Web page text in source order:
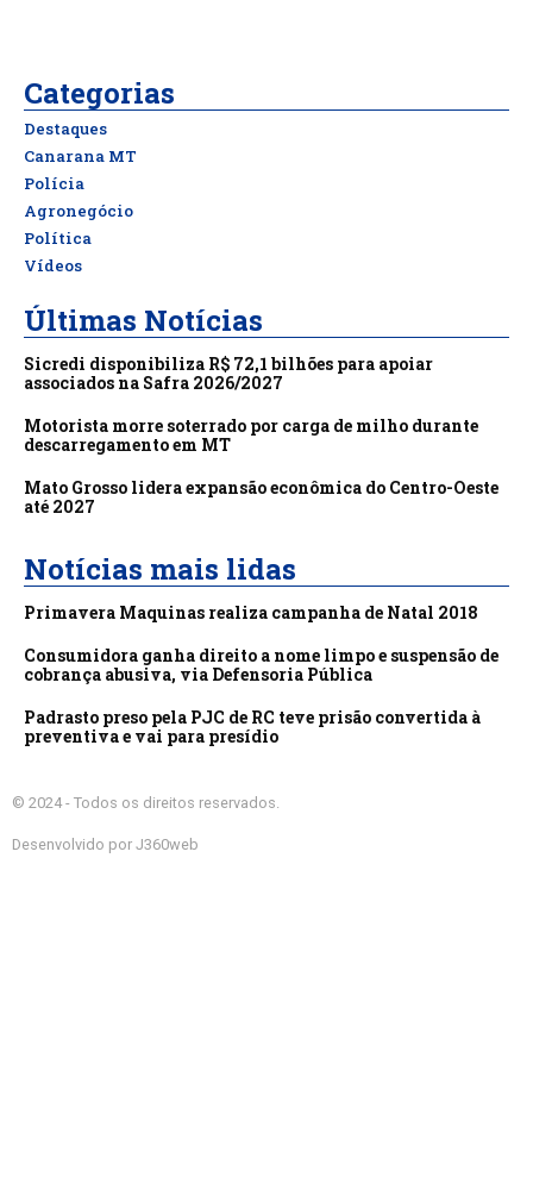
Categorias
Destaques
Canarana MT
Polícia
Agronegócio
Política
Vídeos
Últimas Notícias
Sicredi disponibiliza R$ 72,1 bilhões para apoiar
associados na Safra 2026/2027
Motorista morre soterrado por carga de milho durante
descarregamento em MT
Mato Grosso lidera expansão econômica do Centro-Oeste
até 2027
Notícias mais lidas
Primavera Maquinas realiza campanha de Natal 2018
Consumidora ganha direito a nome limpo e suspensão de
cobrança abusiva, via Defensoria Pública
Padrasto preso pela PJC de RC teve prisão convertida à
preventiva e vai para presídio
© 2024 - Todos os direitos reservados.
Desenvolvido por J360web